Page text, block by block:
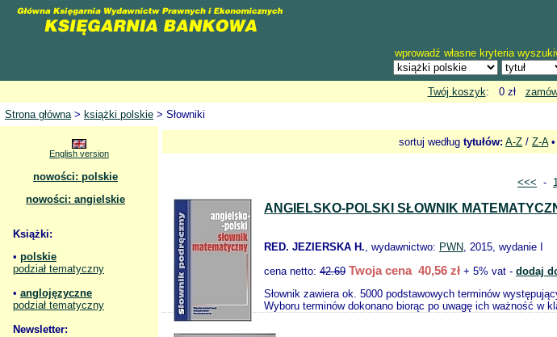
wprowadź własne kryteria
Twój koszyk: 0 zł
Strona główna> książki polskie > Słowniki
English version
nowości: polskie
nowości: angielskie
Książki:
• polskie
podział tematyczny
• anglojęzyczne
podział tematyczny
Newsletter:
sortuj według tytułów: A-Z / Z-A•
<<< -
ANGIELSKO-POLSKI SŁOWNIK
RED. JEZIERSKA H., wydawnictwo: PWN, 2015, wydanie I
cena netto: 42.69 Twoja cena 40,56 zł + 5% vat - dodaj
Słownik zawiera ok. 5000 podstawowych terminów
Wyboru terminów dokonano biorąc po uwagę ich ważność w